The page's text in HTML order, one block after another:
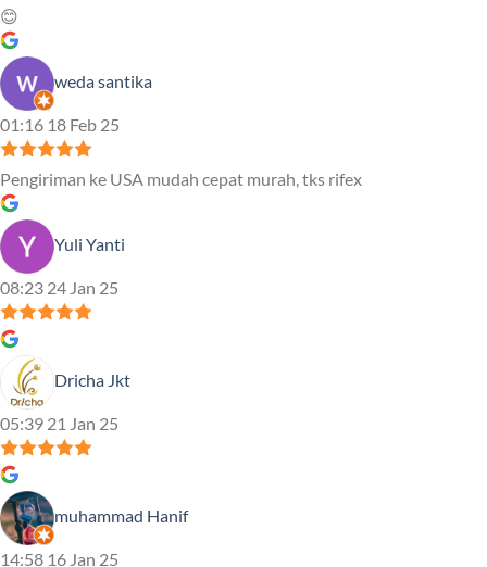
😊
weda santika
01:16 18 Feb 25
Pengiriman ke USA mudah cepat murah, tks rifex
Yuli Yanti
08:23 24 Jan 25
Dricha Jkt
05:39 21 Jan 25
muhammad Hanif
14:58 16 Jan 25